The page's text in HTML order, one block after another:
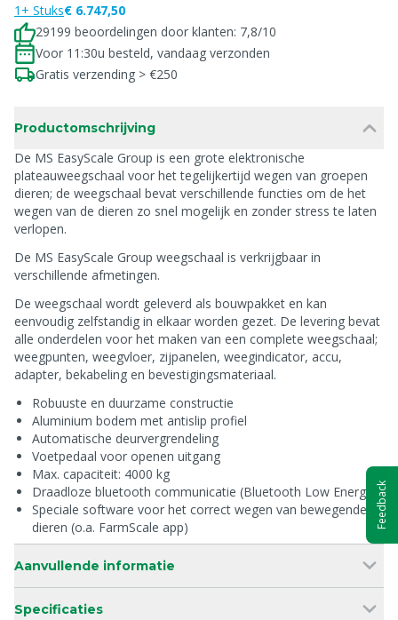
1+ Stuks€ 6.747,50
29199 beoordelingen door klanten: 7,8/10
Voor 11:30u besteld, vandaag verzonden
Gratis verzending > €250
Productomschrijving
De MS EasyScale Group is een grote elektronische
plateauweegschaal voor het tegelijkertijd wegen van groepen
dieren; de weegschaal bevat verschillende functies om de het
wegen van de dieren zo snel mogelijk en zonder stress te laten
verlopen.
De MS EasyScale Group weegschaal is verkrijgbaar in
verschillende afmetingen.
De weegschaal wordt geleverd als bouwpakket en kan
eenvoudig zelfstandig in elkaar worden gezet. De levering bevat
alle onderdelen voor het maken van een complete weegschaal;
weegpunten, weegvloer, zijpanelen, weegindicator, accu,
adapter, bekabeling en bevestigingsmateriaal.
Robuuste en duurzame constructie
Aluminium bodem met antislip profiel
Automatische deurvergrendeling
Voetpedaal voor openen uitgang
Max. capaciteit: 4000 kg
Draadloze bluetooth communicatie (Bluetooth Low Energy)
Speciale software voor het correct wegen van bewegende
dieren (o.a. FarmScale app)
Aanvullende informatie
Specificaties
Feedback